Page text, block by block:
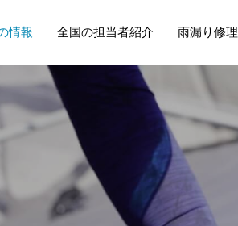
情報 全国の担当者紹介 雨漏り修理